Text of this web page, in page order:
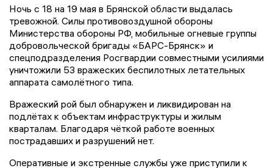
Ночь с 18 на 19 мая в Брянской области выдалась
тревожной. Силы противовоздушной обороны
Министерства обороны РФ, мобильные огневые группы
добровольческой бригады «БАРС-Брянск» и
спецподразделения Росгвардии совместными усилиями
уничтожили 53 вражеских беспилотных летательных
аппарата самолётного типа.
Вражеский рой был обнаружен и ликвидирован на
подлётах к объектам инфраструктуры и жилым
кварталам. Благодаря чёткой работе военных
пострадавших и разрушений нет.
Оперативные и экстренные службы уже приступили к